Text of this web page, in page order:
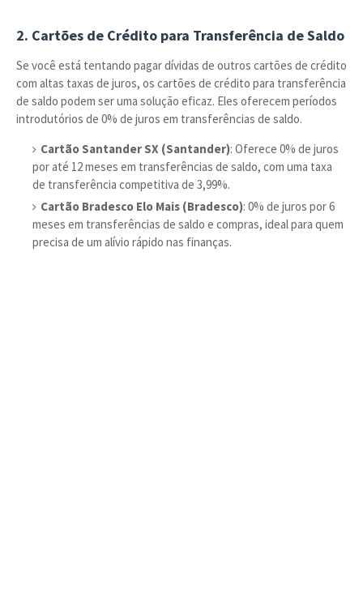
2. Cartões de Crédito para Transferência de Saldo
Se você está tentando pagar dívidas de outros cartões de crédito
com altas taxas de juros, os cartões de crédito para transferência
de saldo podem ser uma solução eficaz. Eles oferecem períodos
introdutórios de 0% de juros em transferências de saldo.
Cartão Santander SX (Santander): Oferece 0% de juros
por até 12 meses em transferências de saldo, com uma taxa
de transferência competitiva de 3,99%.
Cartão Bradesco Elo Mais (Bradesco): 0% de juros por 6
meses em transferências de saldo e compras, ideal para quem
precisa de um alívio rápido nas finanças.